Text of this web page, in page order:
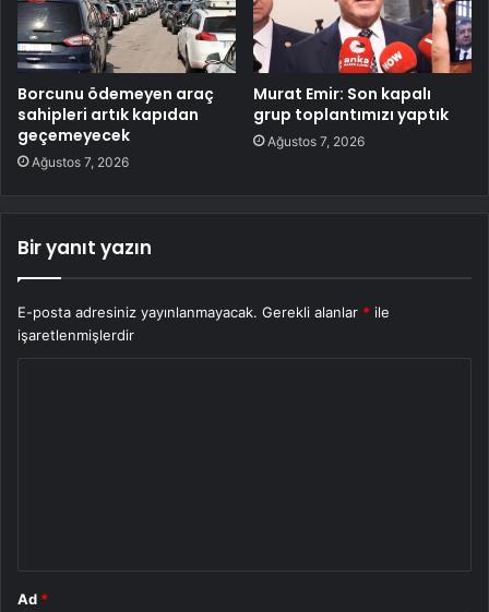
Borcunu ödemeyen araç
sahipleri artık kapıdan
geçemeyecek
Ağustos 7, 2026
Murat Emir: Son kapalı
grup toplantımızı yaptık
Ağustos 7, 2026
Bir yanıt yazın
E-posta adresiniz yayınlanmayacak. Gerekli alanlar * ile
işaretlenmişlerdir
Ad *